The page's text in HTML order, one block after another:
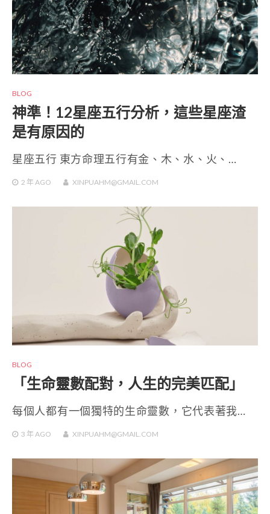
BLOG
神準！12星座五行分析，這些星座渣
是有原因的
星座五行 東方命理五行有金、木、水、火、…
2 年 AGO XINPUAHM@GMAIL.COM
BLOG
「生命靈數配對，人生的完美匹配」
每個人都有一個獨特的生命靈數，它代表著我…
3 年 AGO XINPUAHM@GMAIL.COM